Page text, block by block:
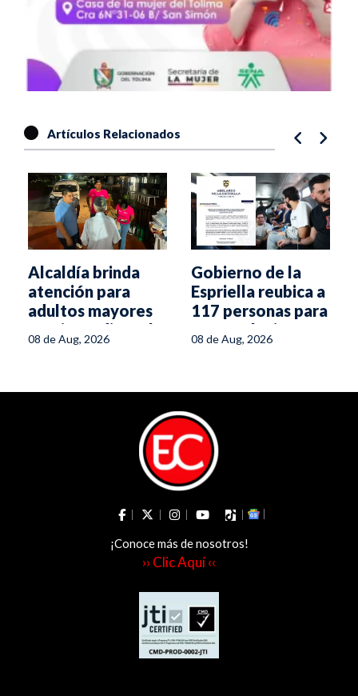
Artículos Relacionados
Alcaldía brinda
atención para
adultos mayores
tras incendio en la
avenida Ambalá
08 de Aug, 2026
Gobierno de la
Espriella reubica a
117 personas para
frenar el crimen
desde las cárceles
08 de Aug, 2026
¡Conoce más de nosotros!
›› Clic Aquí ‹‹